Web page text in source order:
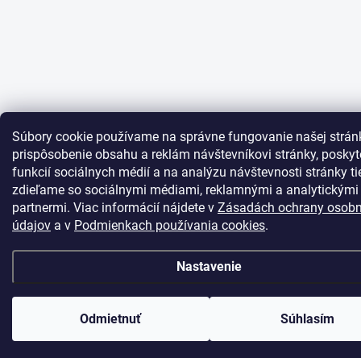
Súbory cookie používame na správne fungovanie našej
prispôsobenie obsahu a reklám návštevníkovi stránky,
funkcií sociálnych médií a na analýzu návštevnosti stránky
zdieľame so sociálnymi médiami, reklamnými a analytickými
partnermi. Viac informácií nájdete v Zásadách ochrany
údajov a v Podmienkach používania cookies.
Nastavenie
Odmietnuť Súhlasím